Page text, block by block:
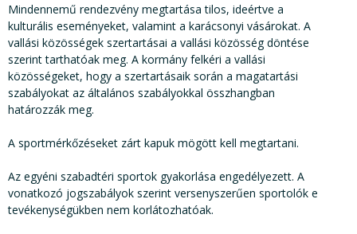
Mindennemű rendezvény megtartása tilos, ideértve a
kulturális eseményeket, valamint a karácsonyi vásárokat. A
vallási közösségek szertartásai a vallási közösség döntése
szerint tarthatóak meg. A kormány felkéri a vallási
közösségeket, hogy a szertartásaik során a magatartási
szabályokat az általános szabályokkal összhangban
határozzák meg.
A sportmérkőzéseket zárt kapuk mögött kell megtartani.
Az egyéni szabadtéri sportok gyakorlása engedélyezett. A
vonatkozó jogszabályok szerint versenyszerűen sportolók e
tevékenységükben nem korlátozhatóak.